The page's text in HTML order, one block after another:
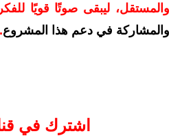
والمستقل، ليبقى صوتًا قويًا
والمشاركة في دعم هذا المشروع.
اشترك في